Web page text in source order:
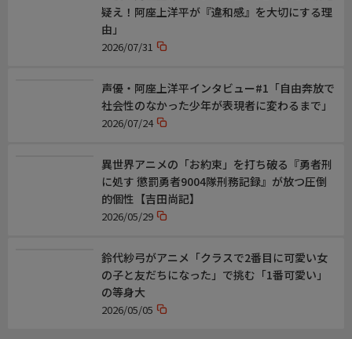
【音楽】宝野聡史、中野香梨
【アニメーション制作】スタジオコメット
【ENDING THEME SONG】「グッバイ・ララバイ」大西亜玖璃
け、公開しております。番組への率直なご意見やご感想など、ど
しどしお寄せください。
https://www.bs11.jp/anime/buchigirereijo/
疑え！阿座上洋平が『違和感』を大切にする理
由」
2026/07/31
声優・阿座上洋平インタビュー#1「自由奔放で
社会性のなかった少年が表現者に変わるまで」
2026/07/24
異世界アニメの「お約束」を打ち破る『勇者刑
に処す 懲罰勇者9004隊刑務記録』が放つ圧倒
的個性【吉田尚記】
2026/05/29
鈴代紗弓がアニメ「クラスで2番目に可愛い女
の子と友だちになった」で挑む「1番可愛い」
の等身大
2026/05/05